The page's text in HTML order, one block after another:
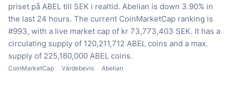
priset på ABEL till SEK i realtid. Abelian is down 3.90% in
the last 24 hours. The current CoinMarketCap ranking is
#993, with a live market cap of kr 73,773,403 SEK. It has a
circulating supply of 120,211,712 ABEL coins and a max.
supply of 225,180,000 ABEL coins.
CoinMarketCap Värdebevis Abelian